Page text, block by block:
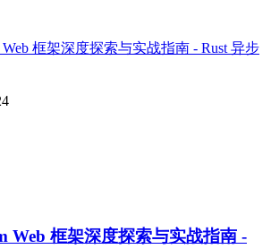
Web 框架深度探索与实战指南 -